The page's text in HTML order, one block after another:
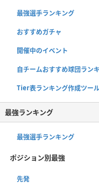
最強選手ランキング
おすすめガチャ
開催中のイベント
自チームおすすめ球団ラン
Tier表ランキング作成ツー
最強ランキング
最強選手ランキング
ポジション別最強
先発